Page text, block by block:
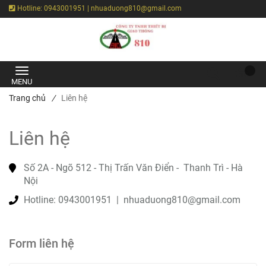
Liên hệ
Số 2A - Ngõ 512 - Thị Trấn Văn Điển -  Thanh Trì - Hà
Nội
Hotline: 0943001951  |  nhuaduong810@gmail.com
Form liên hệ
Trang chủ / Liên hệ
Hotline: 0943001951 | nhuaduong810@gmail.com